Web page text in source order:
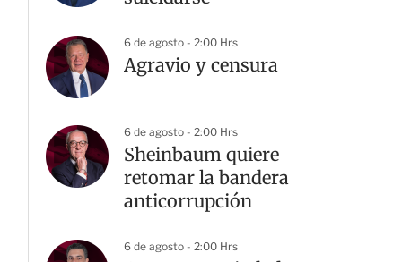
6 de agosto - 2:00 Hrs
Agravio y censura
6 de agosto - 2:00 Hrs
Sheinbaum quiere
retomar la bandera
anticorrupción
6 de agosto - 2:00 Hrs